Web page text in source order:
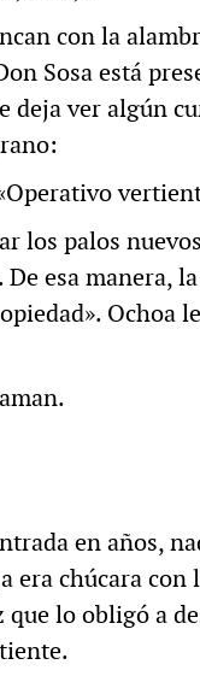
con la
Sosa está
deja ver algún
los palos
esa manera,
Ochoa
en años,
era chúcara
que lo obligó a